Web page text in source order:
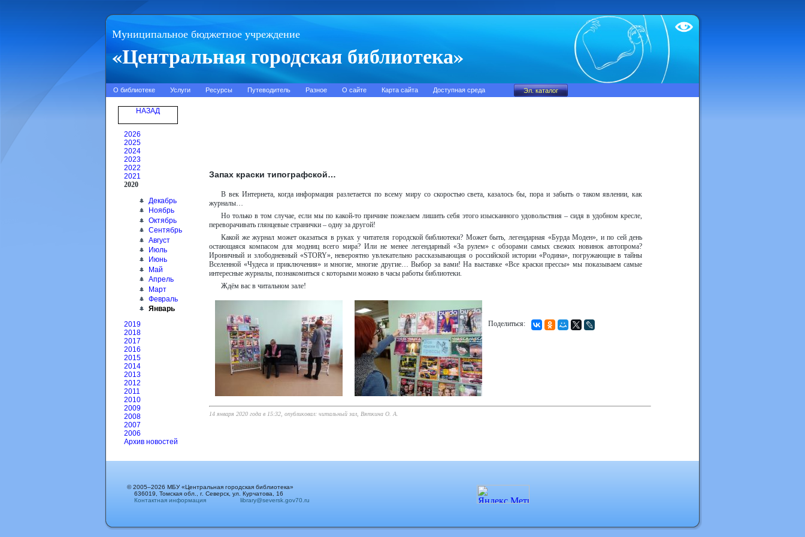
Муниципальное бюджетное учреждение
«Центральная городская библиотека»
Test
О библиотеке Услуги Ресурсы Путеводитель Разное О сайте Карта сайта Доступная среда
НАЗАД
2026
2025
2024
2023
2022
2021
2020
Декабрь
Ноябрь
Октябрь
Сентябрь
Август
Июль
Июнь
Май
Апрель
Март
Февраль
Январь
2019
2018
2017
2016
2015
2014
2013
2012
2011
2010
2009
2008
2007
2006
Архив новостей
Запах краски типографской…
В век Интернета, когда информация разлетается по всему миру со скоростью света, казалось бы, пора и забыть о таком явлении, как
журналы…
Но только в том случае, если мы по какой-то причине пожелаем лишить себя этого изысканного удовольствия – сидя в удобном кресле,
переворачивать глянцевые странички – одну за другой!
Какой же журнал может оказаться в руках у читателя городской библиотеки? Может быть, легендарная «Бурда Моден», и по сей день
остающаяся компасом для модниц всего мира? Или не менее легендарный «За рулем» с обзорами самых свежих новинок автопрома?
Ироничный и злободневный «STORY», невероятно увлекательно рассказывающая о российской истории «Родина», погружающие в тайны
Вселенной «Чудеса и приключения» и многие, многие другие… Выбор за вами! На выставке «Все краски прессы» мы показываем самые
интересные журналы, познакомиться с которыми можно в часы работы библиотеки.
Ждём вас в читальном зале!
Поделиться:
14 января 2020 года в 15:32, опубликовал: читальный зал, Вяткина О. А.
© 2005–2026 МБУ «Центральная городская библиотека»
636019, Томская обл., г. Северск, ул. Курчатова, 16
Контактная информация
library@seversk.gov70.ru